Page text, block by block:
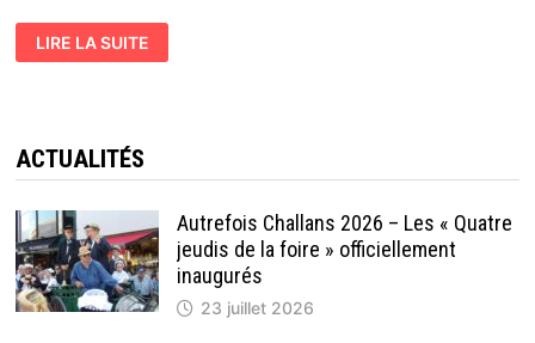
BELLES
DEMEURES
MAISON
DU
LÉGAT
CHALLANS
LIRE LA SUITE
ACTUALITÉS
Autrefois Challans 2026 – Les « Quatre
jeudis de la foire » officiellement
inaugurés
23 juillet 2026